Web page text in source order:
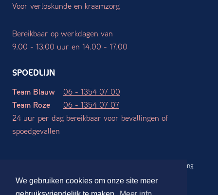
We gebruiken cookies om onze site meer
Voor verloskunde en kraamzorg
Bereikbaar op werkdagen van
9.00 - 13.00 uur en 14.00 - 17.00
SPOEDLIJN
Team Blauw
06 - 1354 07 00
Team Roze
06 - 1354 07 07
24 uur per dag bereikbaar voor bevallingen of
spoedgevallen
Privacy verklaring
Disclaimer
Website ontwerp en realisatie:Stdesign Branding Studio